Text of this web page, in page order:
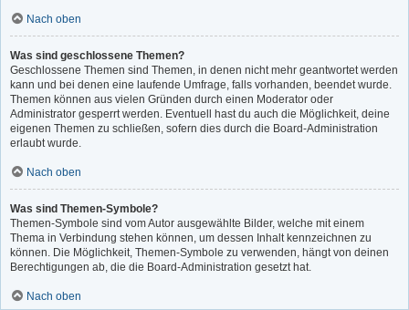
Nach oben
Was sind geschlossene Themen?
Geschlossene Themen sind Themen, in denen nicht mehr geantwortet werden
kann und bei denen eine laufende Umfrage, falls vorhanden, beendet wurde.
Themen können aus vielen Gründen durch einen Moderator oder
Administrator gesperrt werden. Eventuell hast du auch die Möglichkeit, deine
eigenen Themen zu schließen, sofern dies durch die Board-Administration
erlaubt wurde.
Nach oben
Was sind Themen-Symbole?
Themen-Symbole sind vom Autor ausgewählte Bilder, welche mit einem
Thema in Verbindung stehen können, um dessen Inhalt kennzeichnen zu
können. Die Möglichkeit, Themen-Symbole zu verwenden, hängt von deinen
Berechtigungen ab, die die Board-Administration gesetzt hat.
Nach oben